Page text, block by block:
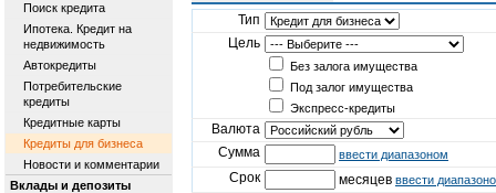
Поиск кредита
Ипотека. Кредит на
недвижимость
Автокредиты
Потребительские
кредиты
Кредитные карты
Кредиты для бизнеса
Новости и комментарии
Вклады и депозиты
Тип
Цель
Без залога имущества
Под залог имущества
Экспресс-кредиты
Валюта
Сумма
ввести диапазоном
Срок месяцев ввести